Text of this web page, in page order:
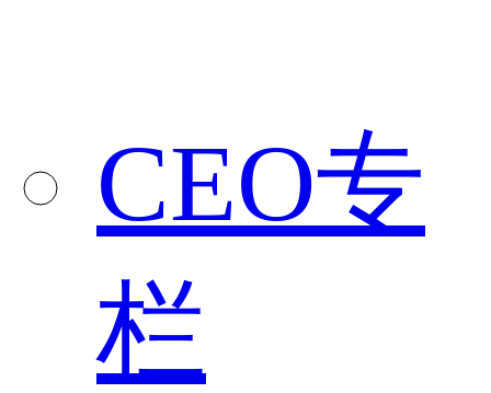
CEO专
栏